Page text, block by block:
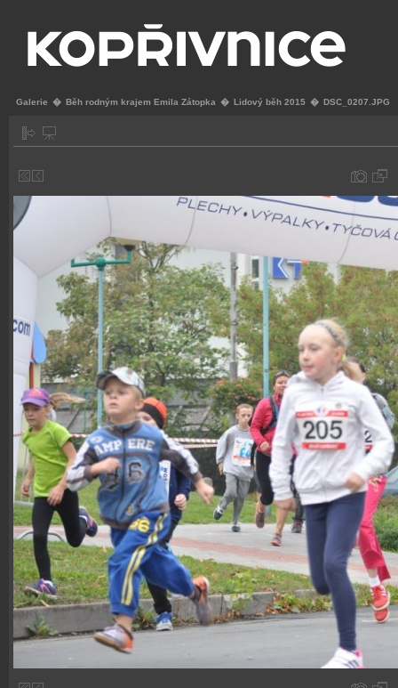
Galerie � Běh rodným krajem Emila Zátopka � Lidový běh 2015 � DSC_0207.JPG